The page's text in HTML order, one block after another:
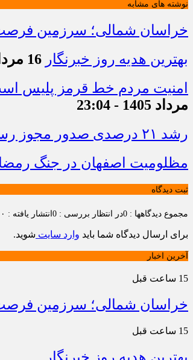
نوشته های مشابه
خراسان شمالی؛ سرزمین
بهترین هدیه روز خبرنگار 16 مرداد 1405 - 16:53
امنیت مردم خط قرمز پلیس است/ افزایش ۴۳ درصدی کشفیات مواد مخدر و رشد ۶۸
مرداد 1405 - 23:04
رشد ۲۱ درصدی صدور مجوز رسانه‌ها در خراسان شمالی / فعالیت ۱۳ رسانه جدید در ۴ ماه نخست سال
مظلومیت اصفهان در جنگ
ثبت دیدگاه
مجموع دیدگاهها : 0 در انتظار بررسی : 0 انتشار یافته : ۰
برای ارسال دیدگاه شما باید وارد سایت شوید.
آخرین اخبار
15 ساعت قبل
خراسان شمالی؛ سرزمین
15 ساعت قبل
بهترین هدیه روز خبرنگار